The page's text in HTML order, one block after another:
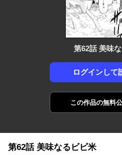
第62話 美味
ログインして
この作品の無料
第62話 美味なるビビ米